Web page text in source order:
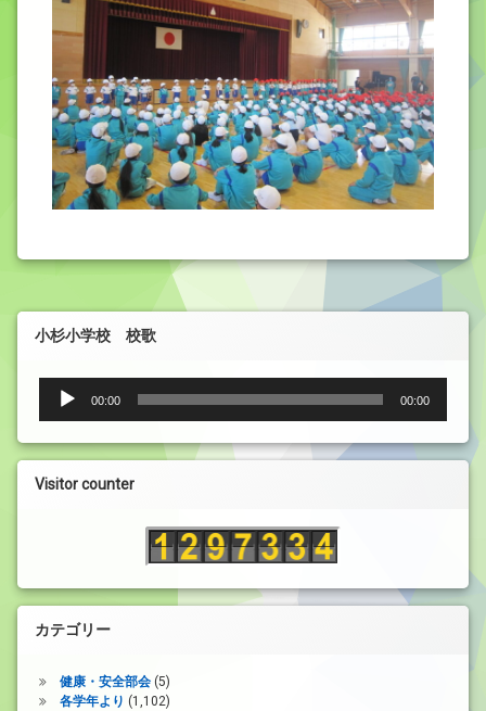
小杉小学校 校歌
プ
レ
ー
ヤ
00:00 00:00
Visitor counter
カテゴリー
健康・安全部会(5)
各学年より (1,102)